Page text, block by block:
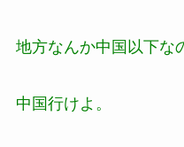
地方なんか中国以下な
中国行けよ。